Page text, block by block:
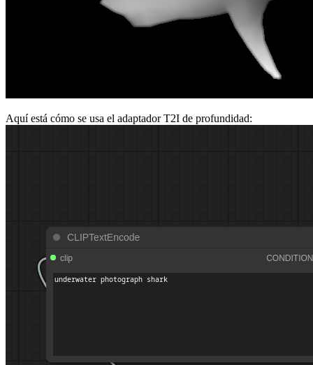
Aquí está cómo se usa el adaptador T2I de profundidad: